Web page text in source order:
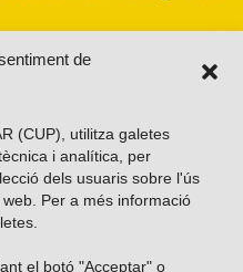
de
(CUP), utilitza galetes
i analítica, per
dels usuaris sobre l'ús
Per a més informació
el botó "Acceptar" o